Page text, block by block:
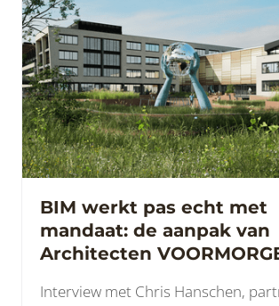
BIM werkt pas echt met
mandaat: de aanpak van
Architecten
Interview met Chris Hanschen,